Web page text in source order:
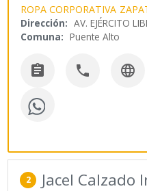
ROPA CORPORATIVA
Dirección: AV. EJÉRCITO
Comuna: Puente Alto
  
2 Jacel Calzado